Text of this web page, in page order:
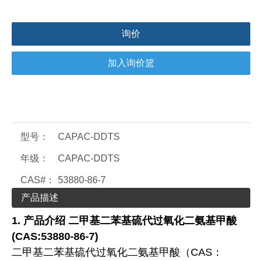
询价
加入询价篮
型号： CAPAC-DDTS
年级： CAPAC-DDTS
CAS#：
53880-86-7
产品描述
1. 产品介绍 二甲基二苯基硫代过氧化二氨基甲酸
(CAS:53880-86-7)
二甲基二苯基硫代过氧化二氨基甲酸（CAS：